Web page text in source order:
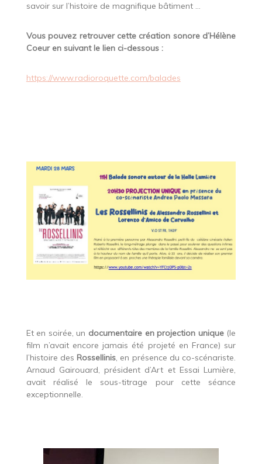
savoir sur l’histoire de magnifique bâtiment …
Vous pouvez retrouver cette création sonore d’Hélène
Coeur en suivant le lien ci-dessous :
https://www.radioroquette.com/balades
Et en soirée, un documentaire en projection unique(le
film n’avait encore jamais été projeté en France) sur
l’histoire des Rossellinis, en présence du co-scénariste.
Arnaud Gairouard, président d’Art et Essai Lumière,
avait réalisé le sous-titrage pour cette séance
exceptionnelle.